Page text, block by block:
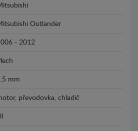
Outlander
- 2012
mm
převodovka, chladič